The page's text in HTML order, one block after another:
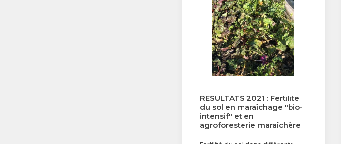
RESULTATS 2021 : Fertilité
du sol en maraîchage "bio-
intensif" et en
agroforesterie maraîchère